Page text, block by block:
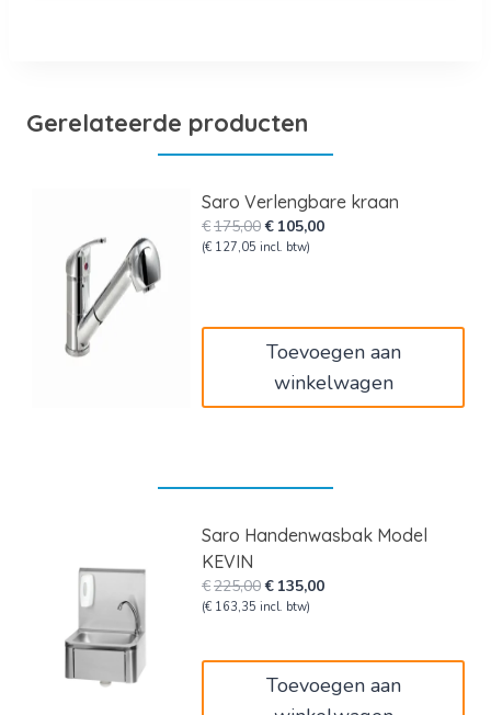
Gerelateerde producten
Saro Verlengbare kraan
€175,00Oorspronkelijke
prijs
€ 105,00Huidige
(€ 127,05 incl. btw)
Toevoegen aan
winkelwagen
Saro Handenwasbak Model
KEVIN
€225,00Oorspronkelijke
prijs
€ 135,00Huidige
(€ 163,35 incl. btw)
Toevoegen aan